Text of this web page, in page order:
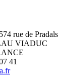
574 rue de Pradals
VIADUC
41